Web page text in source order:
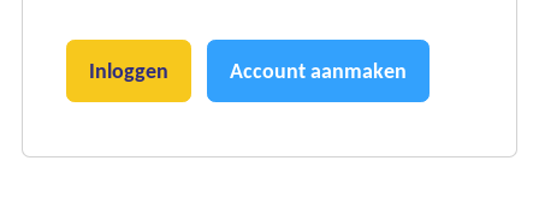
Inloggen Account aanmaken